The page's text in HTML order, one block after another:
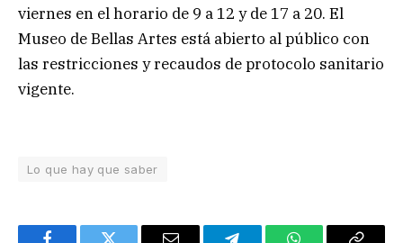
viernes en el horario de 9 a 12 y de 17 a 20. El
Museo de Bellas Artes está abierto al público con
las restricciones y recaudos de protocolo sanitario
vigente.
Lo que hay que saber